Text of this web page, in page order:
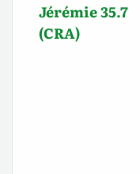
Jérémie 35.7
(CRA)